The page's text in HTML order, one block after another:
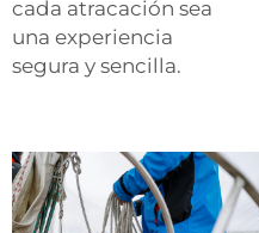
cada atracación sea
una experiencia
segura y sencilla.